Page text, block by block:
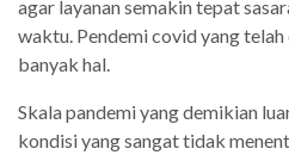
agar layanan semakin tepat
waktu. Pendemi covid yang
banyak hal.
Skala pandemi yang demikian
kondisi yang sangat tidak